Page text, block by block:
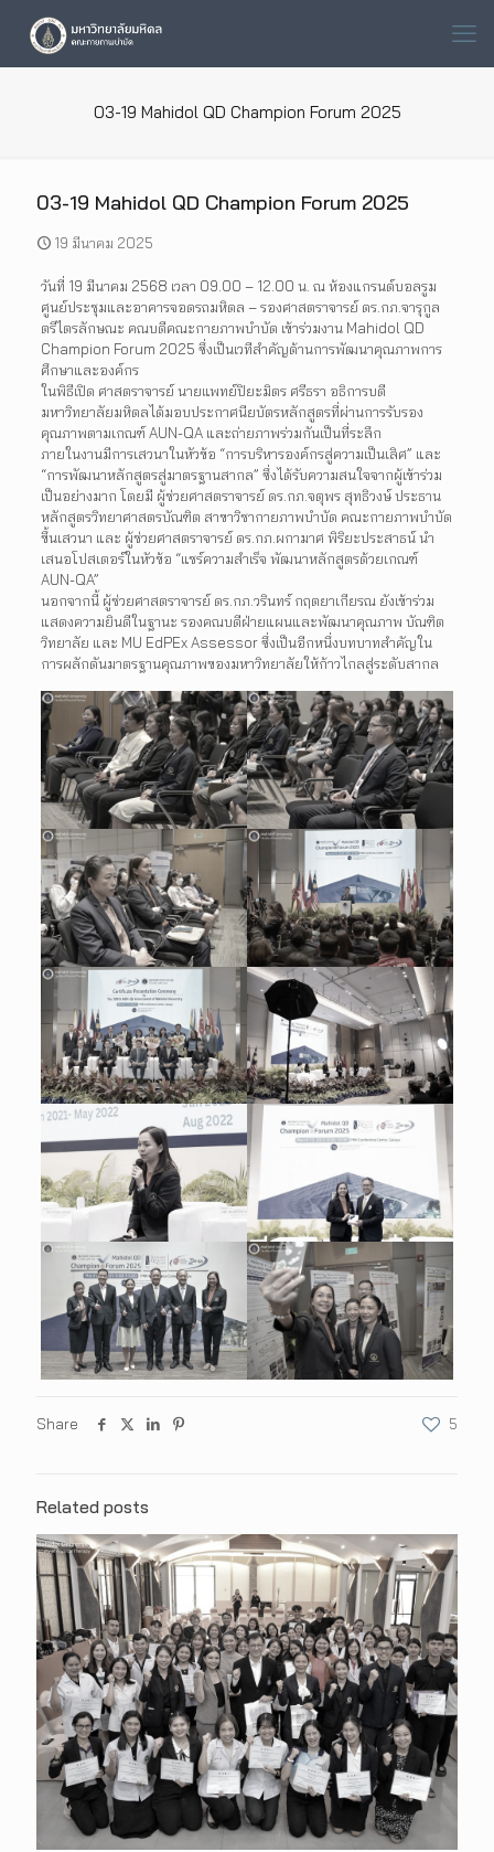
03-19 Mahidol QD Champion Forum 2025
03-19 Mahidol QD Champion Forum 2025
19 มีนาคม 2025
วันที่ 19 มีนาคม 2568 เวลา 09.00 – 12.00 น. ณ ห้องแกรนด์บอลรูม
ศูนย์ประชุมและอาคารจอดรถมหิดล – รองศาสตราจารย์ ดร.กภ.จารุกูล
ตรีไตรลักษณะ คณบดีคณะกายภาพบำบัด เข้าร่วมงาน Mahidol QD
Champion Forum 2025 ซึ่งเป็นเวทีสำคัญด้านการพัฒนาคุณภาพการ
ศึกษาและองค์กร
ในพิธีเปิด ศาสตราจารย์ นายแพทย์ปิยะมิตร ศรีธรา อธิการบดี
มหาวิทยาลัยมหิดลได้มอบประกาศนียบัตรหลักสูตรที่ผ่านการรับรอง
คุณภาพตามเกณฑ์ AUN-QA และถ่ายภาพร่วมกันเป็นที่ระลึก
ภายในงานมีการเสวนาในหัวข้อ “การบริหารองค์กรสู่ความเป็นเลิศ” และ
“การพัฒนาหลักสูตรสู่มาตรฐานสากล” ซึ่งได้รับความสนใจจากผู้เข้าร่วม
เป็นอย่างมาก โดยมี ผู้ช่วยศาสตราจารย์ ดร.กภ.จตุพร สุทธิวงษ์ ประธาน
หลักสูตรวิทยาศาสตรบัณฑิต สาขาวิชากายภาพบำบัด คณะกายภาพบำบัด
ขึ้นเสวนา และ ผู้ช่วยศาสตราจารย์ ดร.กภ.ผกามาศ พิริยะประสาธน์ นำ
เสนอโปสเตอร์ในหัวข้อ “แชร์ความสำเร็จ พัฒนาหลักสูตรด้วยเกณฑ์
AUN-QA”
นอกจากนี้ ผู้ช่วยศาสตราจารย์ ดร.กภ.วรินทร์ กฤตยาเกียรณ ยังเข้าร่วม
แสดงความยินดีในฐานะ รองคณบดีฝ่ายแผนและพัฒนาคุณภาพ บัณฑิต
วิทยาลัย และ MU EdPEx Assessor ซึ่งเป็นอีกหนึ่งบทบาทสำคัญใน
การผลักดันมาตรฐานคุณภาพของมหาวิทยาลัยให้ก้าวไกลสู่ระดับสากล
Share 5
Related posts